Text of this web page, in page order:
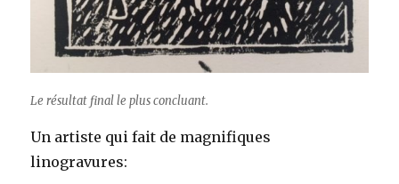
Le résultat final le plus concluant.
Un artiste qui fait de magnifiques
linogravures: